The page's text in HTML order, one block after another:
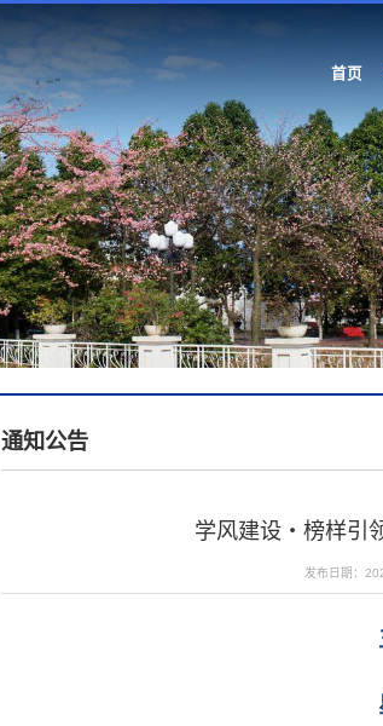
首页
通知公告
学风建设・榜样引
发布日期：